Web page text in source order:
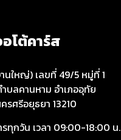
โต้คาร์ส
นใหญ่) เลขที่ 49/5 หมู่ที่ 1
บลคานหาม อำเภออุทัย
รศรีอยุธยา 13210
รทุกวัน เวลา 09:00-18:00 น.